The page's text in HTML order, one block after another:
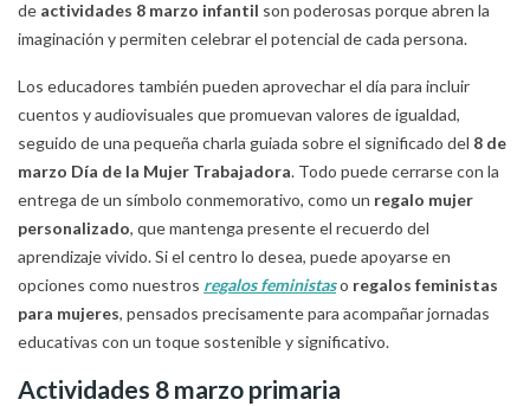
de actividades 8 marzo infantil son poderosas porque abren la
imaginación y permiten celebrar el potencial de cada persona.
Los educadores también pueden aprovechar el día para incluir
cuentos y audiovisuales que promuevan valores de igualdad,
seguido de una pequeña charla guiada sobre el significado del 8 de
marzo Día de la Mujer Trabajadora. Todo puede cerrarse con la
entrega de un símbolo conmemorativo, como un regalo mujer
personalizado, que mantenga presente el recuerdo del
aprendizaje vivido. Si el centro lo desea, puede apoyarse en
opciones como nuestros regalos feministaso regalos feministas
para mujeres, pensados precisamente para acompañar jornadas
educativas con un toque sostenible y significativo.
Actividades 8 marzo primaria